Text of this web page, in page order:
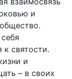
и
святости.
и
– в своих